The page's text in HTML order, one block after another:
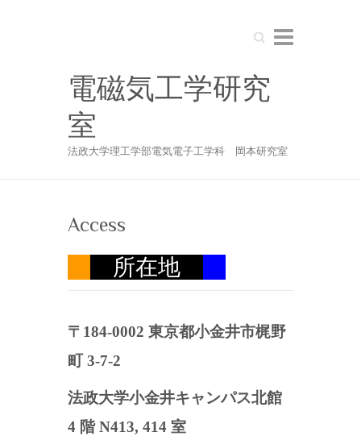
Search
電磁気工学研究
室
法政大学理工学部電気電子工学科 岡本研究室
Access
所在地
〒184-0002 東京都小金井市梶野
町 3-7-2
法政大学小金井キャンパス北館
4 階 N413, 414 室